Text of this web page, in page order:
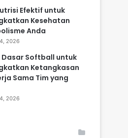
Efektif untuk
Kesehatan
Anda
2026
Dasar Softball untuk
Ketangkasan
Sama Tim yang
2026